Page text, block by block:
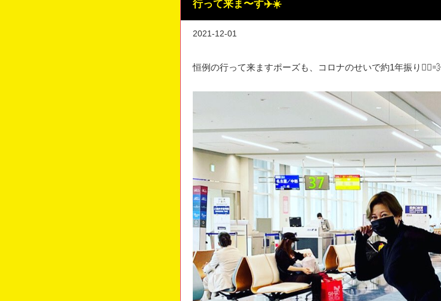
行って来ま〜す✈️☀️
2021-12-01
恒例の行って来ますポーズも、コロナのせいで約1年振り🏃‍♂️💨